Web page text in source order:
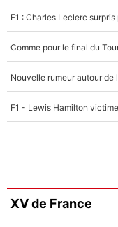
XV de France